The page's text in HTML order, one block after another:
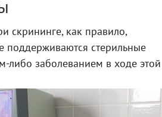
скрининге, как правило,
поддерживаются стерильные
либо заболеванием в ходе этой